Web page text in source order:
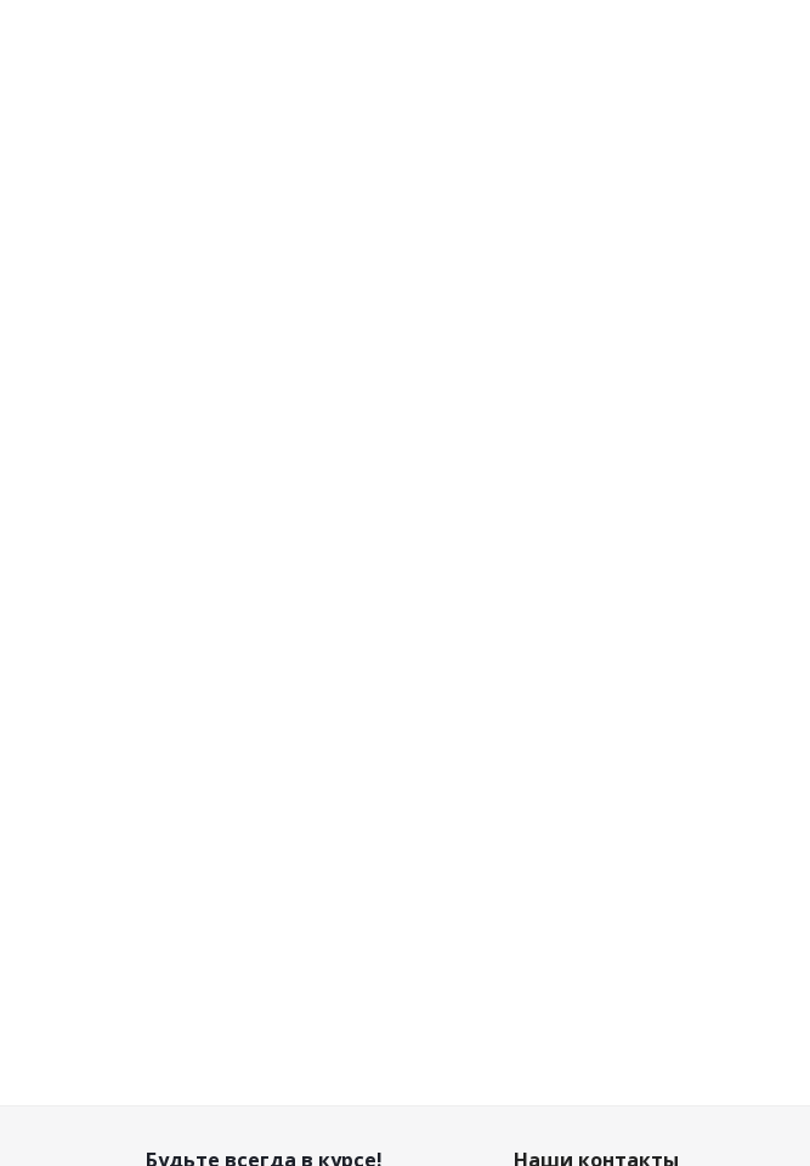
Будьте всегда в курсе! Наши контакты